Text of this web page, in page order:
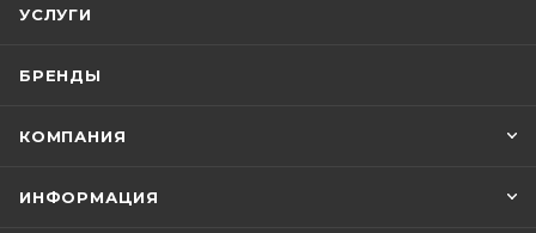
УСЛУГИ
БРЕНДЫ
КОМПАНИЯ
ИНФОРМАЦИЯ